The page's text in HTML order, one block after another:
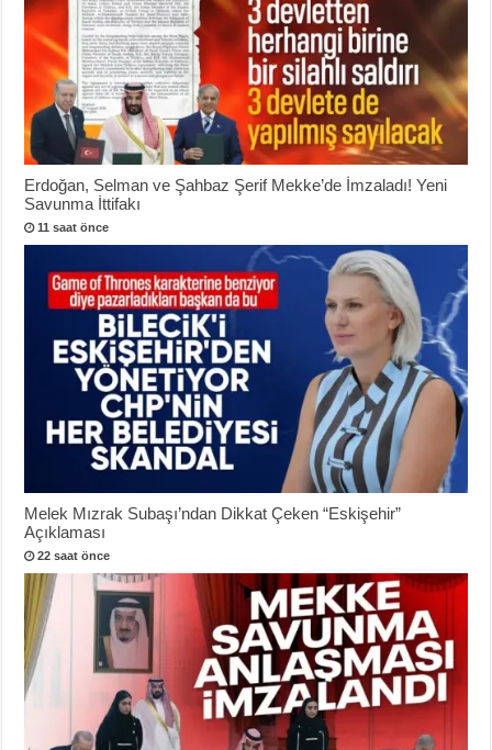
Erdoğan, Selman ve Şahbaz Şerif Mekke’de İmzaladı! Yeni
Savunma İttifakı
11 saat önce
Melek Mızrak Subaşı’ndan Dikkat Çeken “Eskişehir”
Açıklaması
22 saat önce